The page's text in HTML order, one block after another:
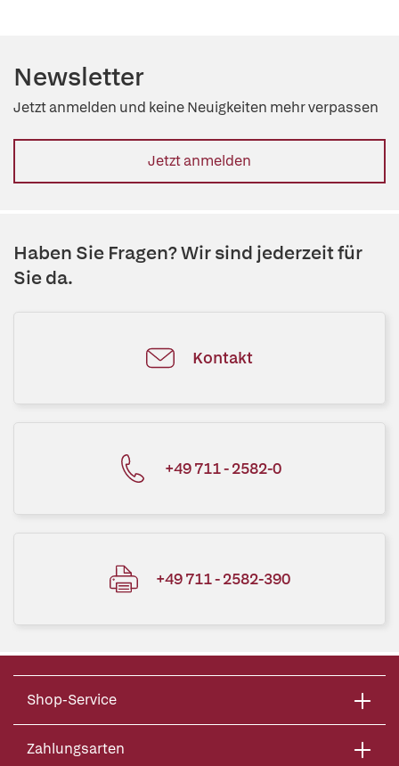
Newsletter
Jetzt anmelden und keine Neuigkeiten mehr verpassen
Jetzt anmelden
Haben Sie Fragen? Wir sind jederzeit für
Sie da.
Kontakt
+49 711 - 2582-0
+49 711 - 2582-390
Shop-Service
Zahlungsarten